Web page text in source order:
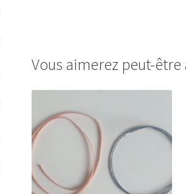
Vous aimerez peut-